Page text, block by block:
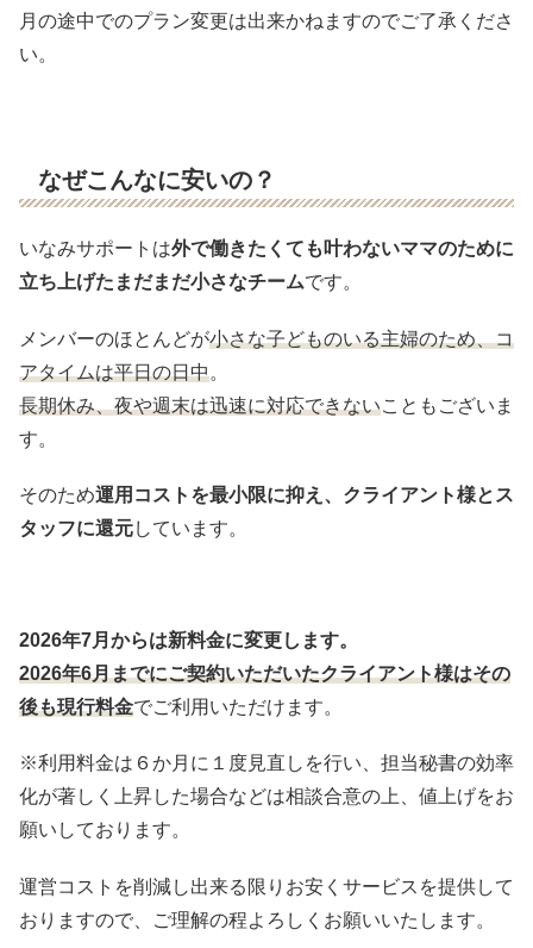
月の途中でのプラン変更は出来かねますのでご了承くださ
い。
なぜこんなに安いの？
いなみサポートは外で働きたくても叶わないママのために
立ち上げたまだまだ小さなチームです。
メンバーのほとんどが小さな子どものいる主婦のため、コ
アタイムは平日の日中。
長期休み、夜や週末は迅速に対応できないこともございま
す。
そのため運用コストを最小限に抑え、クライアント様とス
タッフに還元しています。
2026年7月からは新料金に変更します。
2026年6月までにご契約いただいたクライアント様はその
後も現行料金でご利用いただけます。
※利用料金は６か月に１度見直しを行い、担当秘書の効率
化が著しく上昇した場合などは相談合意の上、値上げをお
願いしております。
運営コストを削減し出来る限りお安くサービスを提供して
おりますので、ご理解の程よろしくお願いいたします。